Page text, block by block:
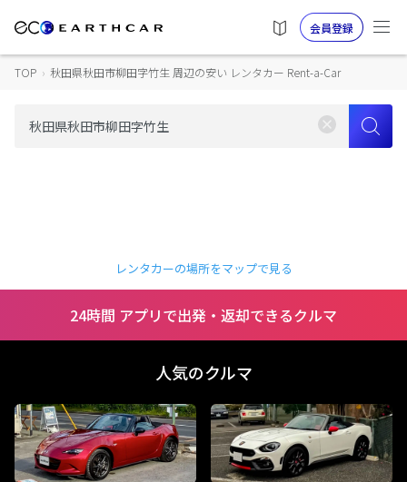
会員登録
TOP › 秋田県秋田市柳田字竹生 周辺の安い レンタカー Rent-a-Car
レンタカーの場所をマップで見る
24時間 アプリで出発・返却できるクルマ
人気のクルマ